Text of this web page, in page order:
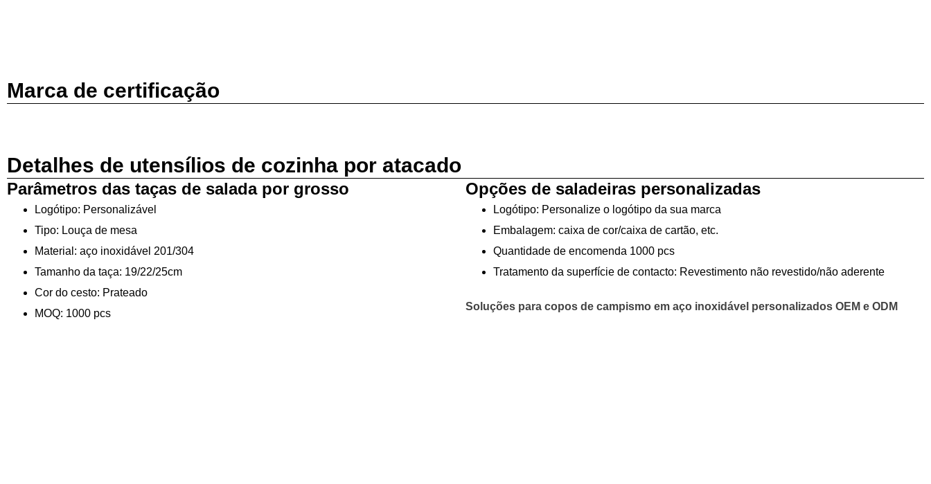
Marca de certificação
Detalhes de utensílios de cozinha por atacado
Parâmetros das taças de salada por grosso
Logótipo: Personalizável
Tipo: Louça de mesa
Material: aço inoxidável 201/304
Tamanho da taça: 19/22/25cm
Cor do cesto: Prateado
MOQ: 1000 pcs
Opções de saladeiras personalizadas
Logótipo: Personalize o logótipo da sua marca
Embalagem: caixa de cor/caixa de cartão, etc.
Quantidade de encomenda 1000 pcs
Tratamento da superfície de contacto: Revestimento não revestido/não aderente
Soluções para copos de campismo em aço inoxidável personalizados OEM e ODM